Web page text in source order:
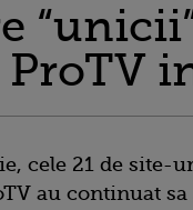
cele 21 de site-
au continuat